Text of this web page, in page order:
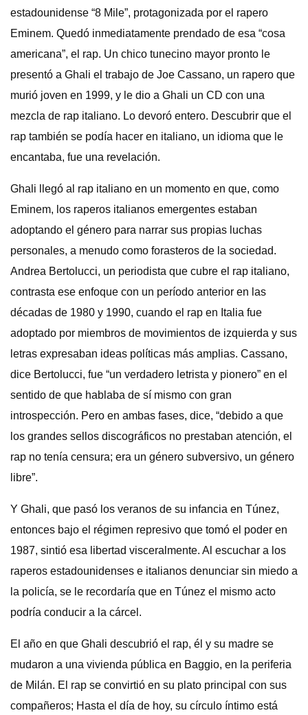
estadounidense “8 Mile”, protagonizada por el rapero
Eminem. Quedó inmediatamente prendado de esa “cosa
americana”, el rap. Un chico tunecino mayor pronto le
presentó a Ghali el trabajo de Joe Cassano, un rapero que
murió joven en 1999, y le dio a Ghali un CD con una
mezcla de rap italiano. Lo devoró entero. Descubrir que el
rap también se podía hacer en italiano, un idioma que le
encantaba, fue una revelación.
Ghali llegó al rap italiano en un momento en que, como
Eminem, los raperos italianos emergentes estaban
adoptando el género para narrar sus propias luchas
personales, a menudo como forasteros de la sociedad.
Andrea Bertolucci, un periodista que cubre el rap italiano,
contrasta ese enfoque con un período anterior en las
décadas de 1980 y 1990, cuando el rap en Italia fue
adoptado por miembros de movimientos de izquierda y sus
letras expresaban ideas políticas más amplias. Cassano,
dice Bertolucci, fue “un verdadero letrista y pionero” en el
sentido de que hablaba de sí mismo con gran
introspección. Pero en ambas fases, dice, “debido a que
los grandes sellos discográficos no prestaban atención, el
rap no tenía censura; era un género subversivo, un género
libre”.
Y Ghali, que pasó los veranos de su infancia en Túnez,
entonces bajo el régimen represivo que tomó el poder en
1987, sintió esa libertad visceralmente. Al escuchar a los
raperos estadounidenses e italianos denunciar sin miedo a
la policía, se le recordaría que en Túnez el mismo acto
podría conducir a la cárcel.
El año en que Ghali descubrió el rap, él y su madre se
mudaron a una vivienda pública en Baggio, en la periferia
de Milán. El rap se convirtió en su plato principal con sus
compañeros; Hasta el día de hoy, su círculo íntimo está